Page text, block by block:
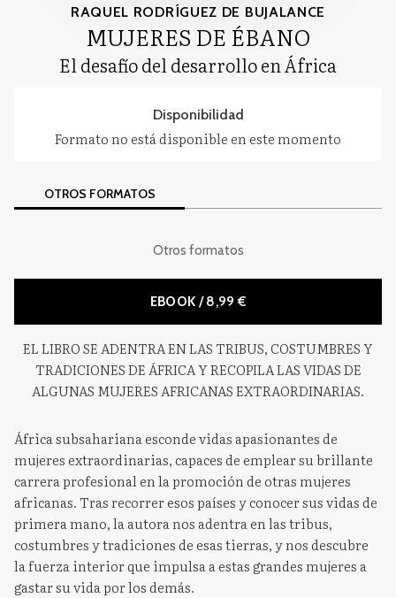
RAQUEL RODRÍGUEZ DE BUJALANCE
MUJERES DE ÉBANO
El desafío del desarrollo en África
Disponibilidad
Formato no está disponible en este momento
OTROS FORMATOS
Otros formatos
EBOOK / 8,99 €
EL LIBRO SE ADENTRA EN LAS TRIBUS, COSTUMBRES Y
TRADICIONES DE ÁFRICA Y RECOPILA LAS VIDAS DE
ALGUNAS MUJERES AFRICANAS EXTRAORDINARIAS.
África subsahariana esconde vidas apasionantes de
mujeres extraordinarias, capaces de emplear su brillante
carrera profesional en la promoción de otras mujeres
africanas. Tras recorrer esos países y conocer sus vidas de
primera mano, la autora nos adentra en las tribus,
costumbres y tradiciones de esas tierras, y nos descubre
la fuerza interior que impulsa a estas grandes mujeres a
gastar su vida por los demás.